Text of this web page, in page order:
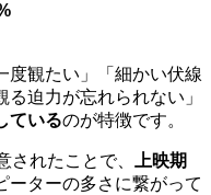
度観たい」「細かい伏線
迫力が忘れられない」
ているのが特徴です。
されたことで、 上映期
ーターの多さに繋がって